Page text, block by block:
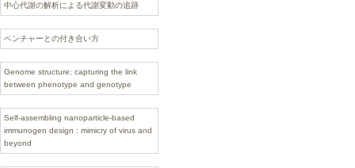
中心代謝の解析による代謝変動の追跡
ベンチャーとの付き合い方
Genome structure: capturing the link
between phenotype and genotype
Self-assembling nanoparticle-based
immunogen design : mimicry of virus and
beyond